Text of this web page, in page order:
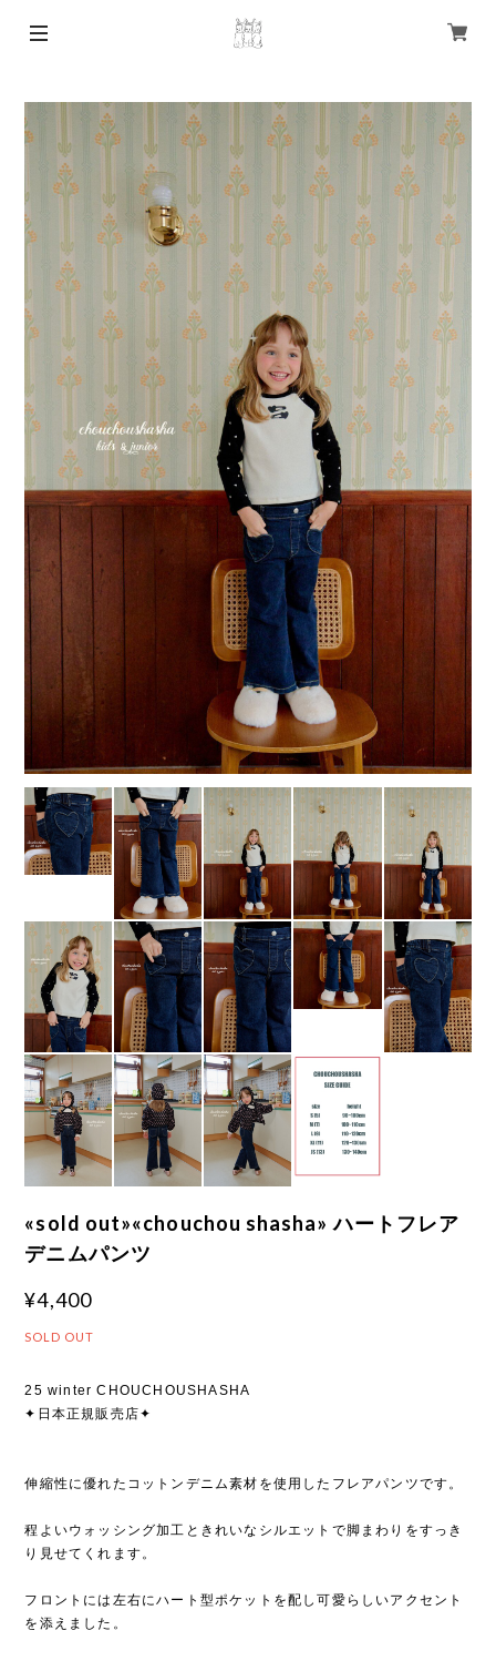
«sold out»«chouchou shasha» ハートフレア
デニムパンツ
¥4,400
SOLD OUT
25 winter CHOUCHOUSHASHA
✦日本正規販売店✦
伸縮性に優れたコットンデニム素材を使用したフレアパンツです。
程よいウォッシング加工ときれいなシルエットで脚まわりをすっき
り見せてくれます。
フロントには左右にハート型ポケットを配し可愛らしいアクセント
を添えました。